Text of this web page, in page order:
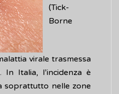
(Tick-
Borne
virale trasmessa
In Italia, l’incidenza è
soprattutto nelle zone